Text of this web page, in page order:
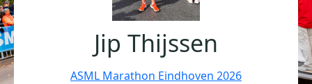
Jip Thijssen
ASML Marathon Eindhoven 2026